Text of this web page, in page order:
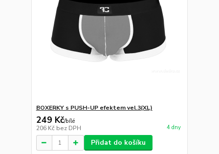
BOXERKY s PUSH-UP efektem vel.3(XL)
249 Kč/bílé
206 Kč bez DPH 4 dny
Přidat do košíku